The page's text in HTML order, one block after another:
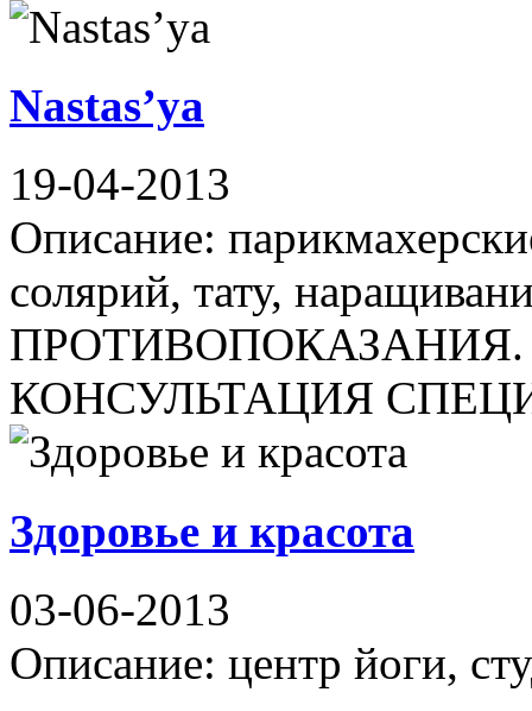
Nastas’ya
19-04-2013
Описание:
солярий, тату,
КОНСУЛЬТАЦИЯ
Здоровье и красота
03-06-2013
Описание: центр йоги,